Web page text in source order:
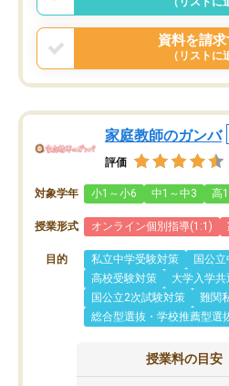
資料を請求
（リストに
家庭教師のガンバ
評価
対象学年 小1～小6 中1～中3 高
授業形式 オンライン個別指導(1:1)
目的 私立中学受験対策
国公
高校受験対策
大学入学
国公立2次試験対策
難関
総合型選抜・学校推薦型選
授業料の目安